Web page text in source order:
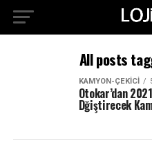
All posts
KAMYON-ÇEKICI
Otokar’dan
Dğiştirecek